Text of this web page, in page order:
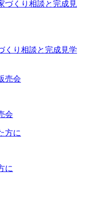
り相談と完成見学
会
に